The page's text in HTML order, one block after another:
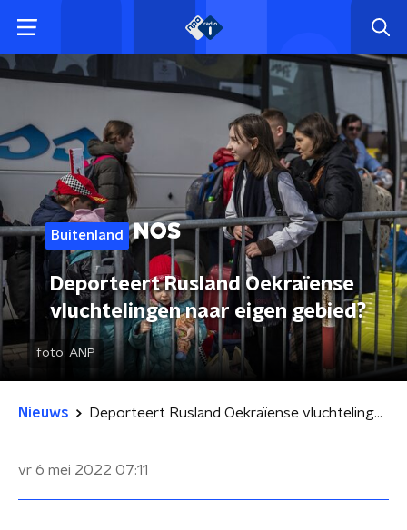
Buitenland
Deporteert Rusland Oekraïense
vluchtelingen naar eigen gebied?
foto: ANP
Nieuws Deporteert Rusland Oekraïense vluchtelingen naar eigen gebied?
vr 6 mei 2022 07:11